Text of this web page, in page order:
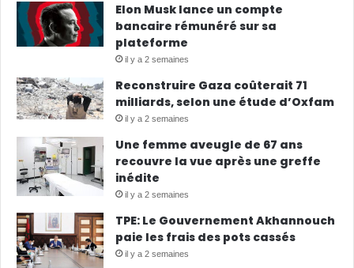
Elon Musk lance un compte
bancaire rémunéré sur sa
plateforme
il y a 2 semaines
Reconstruire Gaza coûterait 71
milliards, selon une étude d’Oxfam
il y a 2 semaines
Une femme aveugle de 67 ans
recouvre la vue après une greffe
inédite
il y a 2 semaines
TPE: Le Gouvernement Akhannouch
paie les frais des pots cassés
il y a 2 semaines